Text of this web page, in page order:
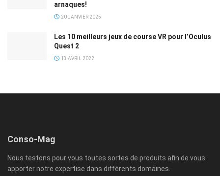
arnaques!
20 JANVIER 2025
Les 10 meilleurs jeux de course VR pour l’Oculus
Quest 2
13 AVRIL 2022
Conso-Mag
Nous testons pour vous toutes sortes de produits afin de vous
apporter notre expertise dans différents domaines.